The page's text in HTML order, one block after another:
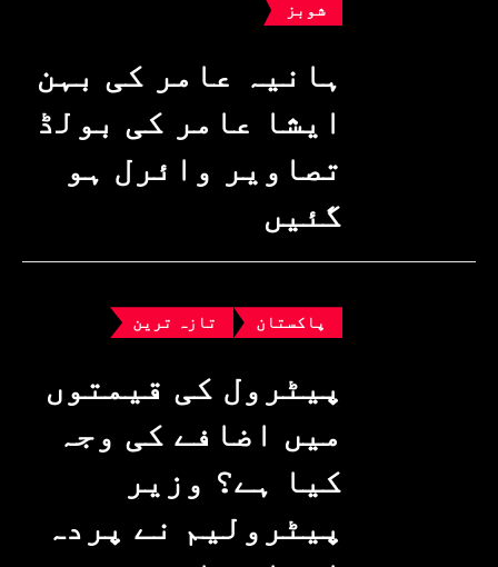
شوبز
ہانیہ عامر کی بہن
ایشا عامر کی بولڈ
تصاویر وائرل ہو
گئیں
پاکستان تازہ ترین
پیٹرول کی قیمتوں
میں اضافے کی وجہ
کیا ہے؟ وزیرِ
پیٹرولیم نے پردہ